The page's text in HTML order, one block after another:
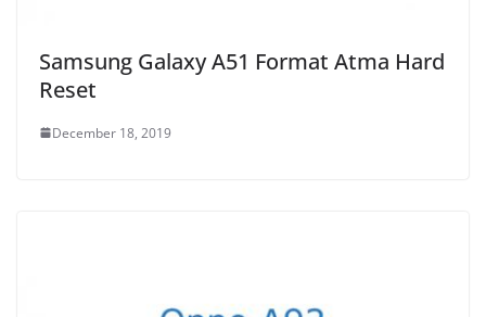
Samsung Galaxy A51 Format Atma Hard
Reset
December 18, 2019